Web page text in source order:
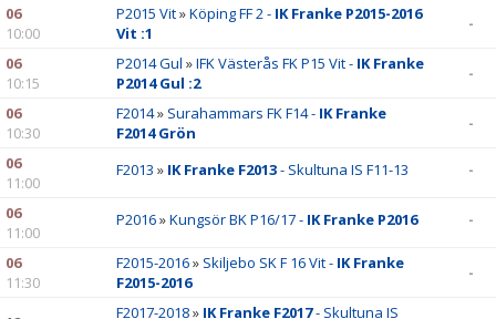
06
10:00
P2015 Vit»Köping FF 2 - IK Franke P2015-2016
Vit :1
-
06
10:15
P2014 Gul »IFK Västerås FK P15 Vit - IK Franke
P2014 Gul :2
-
06
10:30
F2014» Surahammars FK F14 - IK Franke
F2014 Grön
-
06
11:00
F2013 » IK Franke F2013- Skultuna IS F11-13 -
06
11:00
P2016»Kungsör BK P16/17 - IK Franke P2016 -
06
11:30
F2015-2016» Skiljebo SK F 16 Vit - IK Franke
F2015-2016
-
F2017-2018» IK Franke F2017- Skultuna IS